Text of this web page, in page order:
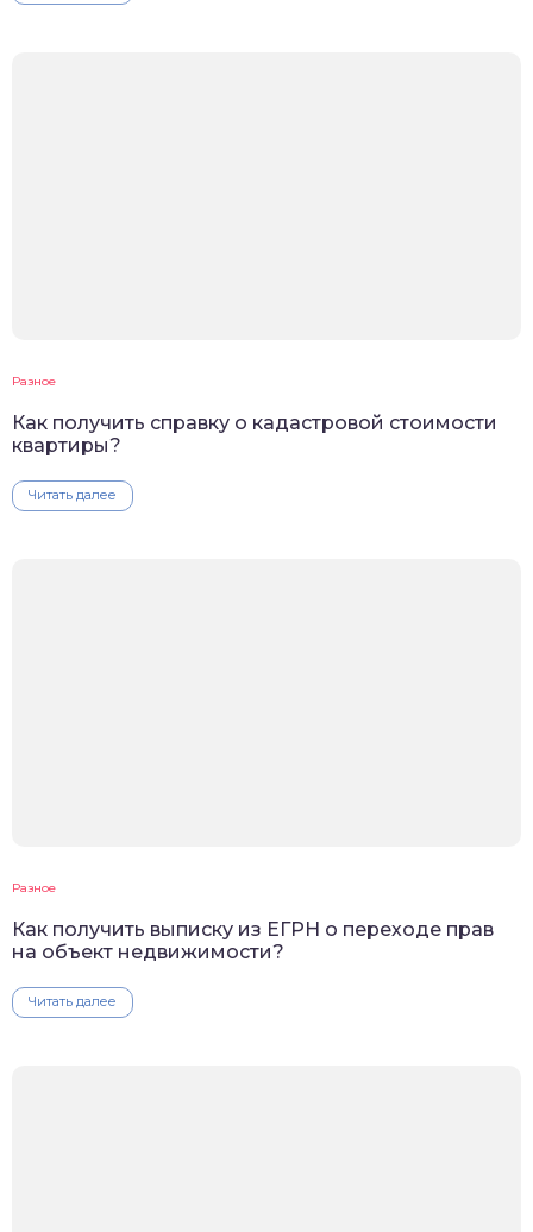
Разное
Как получить справку о кадастровой стоимости
квартиры?
Читать далее
Разное
Как получить выписку из ЕГРН о переходе прав
на объект недвижимости?
Читать далее